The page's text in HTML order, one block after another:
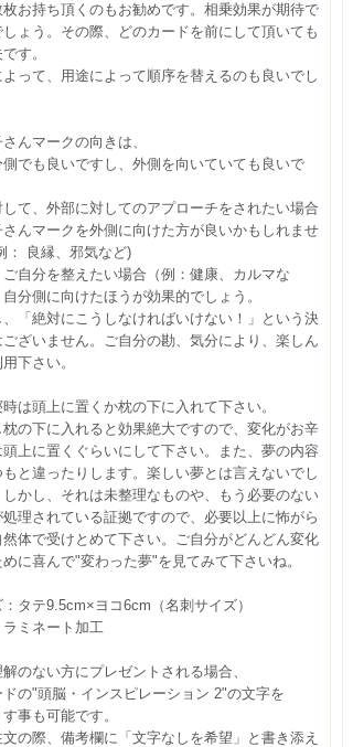
お持ち頂くのもお勧めです。相乗効果が期待で
しょう。その際、どのカードを前にして頂いても
す。
って、用途によって順序を替えるのも良いでし
んマークの向きは、
側でも良いですし、外側を向いていても良いで
して、外部に対してのアプローチをされたい場合
さんマークを外側に向けた方が良いかもしれませ
： 良縁、邪気など)
ご自分を整えたい場合（例：健康、カルマな
自分側に向けたほうが効果的でしょう。
、「絶対にこうしなければいけない！」という決
ございません。ご自分の勘、気分により、楽しん
下さい。
は頭上に置くか枕の下に入れて下さい。
枕の下に入れると効果絶大ですので、変化がお辛
頭上に置くぐらいにして下さい。また、夢の内容
もと違ったりします。楽しい夢とは言えないでし
しかし、それは未整理なものや、もう必要のない
処理されている証拠ですので、必要以上に怖がら
然体で受けとめて下さい。ご自分がどんどん変化
に喜んで"変わった夢"を見てみて下さいね。
タテ9.5cm×ヨコ6cm（名刺サイズ）
ラミネート加工
のない方にプレゼントされる場合、
の"頭脳・インスピレーション 2"の文字を
事も可能です。
の際、備考欄に「文字なしを希望」と書き添え